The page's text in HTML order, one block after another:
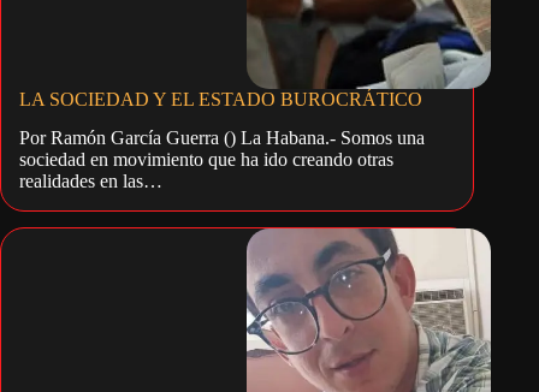
LA SOCIEDAD Y EL ESTADO BUROCRÁTICO
Por Ramón García Guerra () La Habana.- Somos una
sociedad en movimiento que ha ido creando otras
realidades en las…